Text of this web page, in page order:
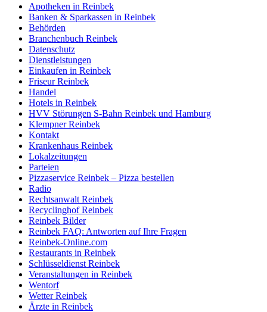
Apotheken in Reinbek
Banken & Sparkassen in Reinbek
Behörden
Branchenbuch Reinbek
Datenschutz
Dienstleistungen
Einkaufen in Reinbek
Friseur Reinbek
Handel
Hotels in Reinbek
HVV Störungen S-Bahn Reinbek und Hamburg
Klempner Reinbek
Kontakt
Krankenhaus Reinbek
Lokalzeitungen
Parteien
Pizzaservice Reinbek – Pizza bestellen
Radio
Rechtsanwalt Reinbek
Recyclinghof Reinbek
Reinbek Bilder
Reinbek FAQ: Antworten auf Ihre Fragen
Reinbek-Online.com
Restaurants in Reinbek
Schlüsseldienst Reinbek
Veranstaltungen in Reinbek
Wentorf
Wetter Reinbek
Ärzte in Reinbek